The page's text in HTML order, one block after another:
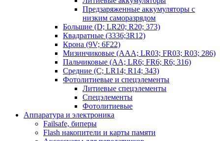
Предзаряженные аккумуляторы с
низким саморазрядом
Большие (D; LR20; R20; 373)
Квадратные (3336;3R12)
Крона (9V; 6F22)
Мизинчиковые (AAA; LR03; FR03; R03; 286)
Пальчиковые (AA; LR6; FR6; R6; 316)
Средние (C; LR14; R14; 343)
Фотолитиевые и спецэлементы
Литиевые спецэлементы
Спецэлементы
Фотолитиевые
Аппаратура и электроника
Failsafe, биперы
Flash накопители и карты памяти